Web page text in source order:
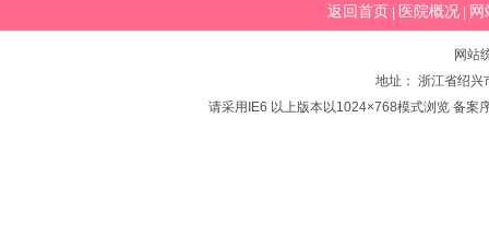
返回首页 医院概况| 网
网站
地址： 浙江省绍兴
请采用IE6 以上版本以1024×768模式浏览 备案